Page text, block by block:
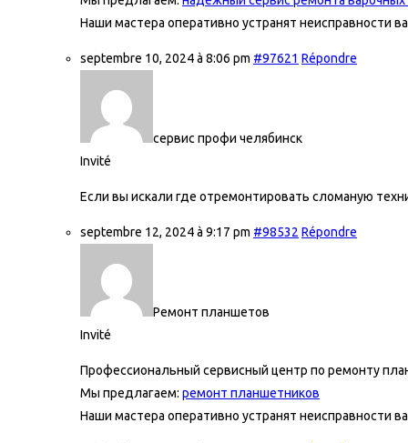
Наши мастера оперативно устранят неисправности
septembre 10, 2024 à 8:06 pm #97621 Répondre
сервис профи челябинск
Invité
Если вы искали где отремонтировать сломаную
septembre 12, 2024 à 9:17 pm #98532 Répondre
Ремонт планшетов
Invité
Профессиональный сервисный центр по ремонту
Мы предлагаем: ремонт планшетников
Наши мастера оперативно устранят неисправности